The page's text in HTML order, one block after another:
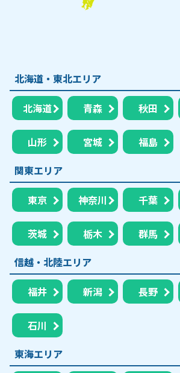
北海道・東北エリア
北海道 青森 秋田
山形 宮城
福島
関東エリア
東京 神奈川 千葉
茨城 栃木 群馬
信越・北陸エリア
福井 新潟 長野
石川
東海エリア